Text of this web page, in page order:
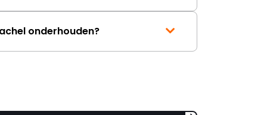
onderhouden?